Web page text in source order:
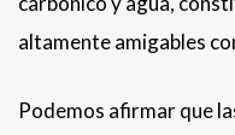
altamente amigables
Podemos afirmar que